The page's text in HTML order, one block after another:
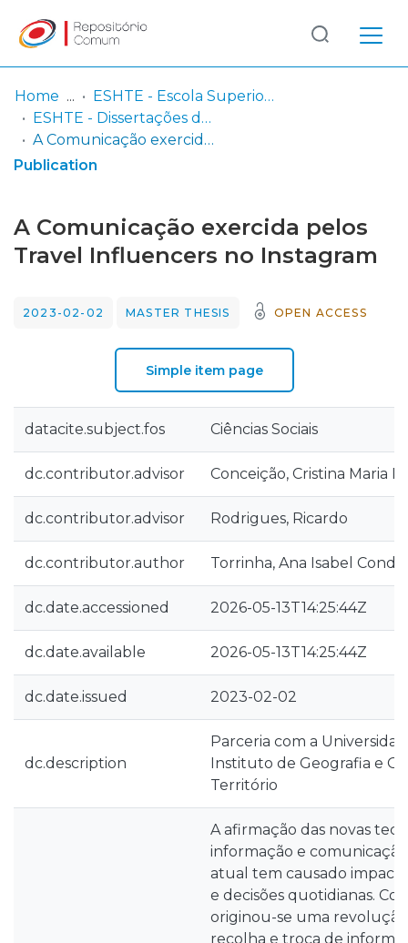
Communities
& Collections
Log
In
(current)
Home
ESHTE - Escola Superior de Hotelaria e Turismo do Estoril
ESHTE - Dissertações de Mestrado
A Comunicação exercida pelos Travel Influencers no Instagram
Publication
A Comunicação exercida pelos
Travel Influencers no Instagram
2023-02-02 MASTER THESIS OPEN ACCESS
Simple item page
datacite.subject.fos Ciências Sociais
dc.contributor.advisor Conceição, Cristina Maria
dc.contributor.advisor Rodrigues, Ricardo
dc.contributor.author Torrinha, Ana Isabel Conde
dc.date.accessioned 2026-05-13T14:25:44Z
dc.date.available 2026-05-13T14:25:44Z
dc.date.issued 2023-02-02
dc.description
Parceria com a
Instituto de Geografia e
Território
A afirmação das novas
informação e
atual tem causado
e decisões quotidianas.
originou-se uma
recolha e troca de